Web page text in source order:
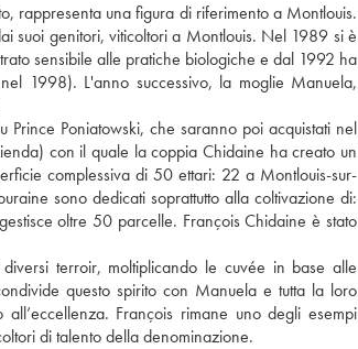
rappresenta una figura di riferimento a Montlouis.
suoi genitori, viticoltori a Montlouis. Nel 1989 si è
sensibile alle pratiche biologiche e dal 1992 ha
1998). L'anno successivo, la moglie Manuela,
Poniatowski, che saranno poi acquistati nel
con il quale la coppia Chidaine ha creato un
complessiva di 50 ettari: 22 a Montlouis-sur-
sono dedicati soprattutto alla coltivazione di:
oltre 50 parcelle. François Chidaine è stato
terroir, moltiplicando le cuvée in base alle
questo spirito con Manuela e tutta la loro
François rimane uno degli esempi
di talento della denominazione.